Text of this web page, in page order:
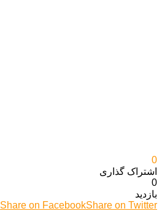
0
اشتراک گذاری‌
0
بازدید
Share on FacebookShare on Twitter